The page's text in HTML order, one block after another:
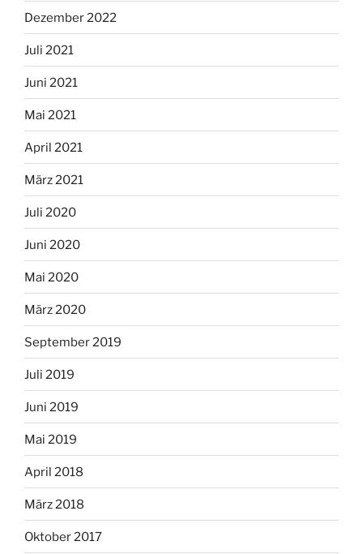
Dezember 2022
Juli 2021
Juni 2021
Mai 2021
April 2021
März 2021
Juli 2020
Juni 2020
Mai 2020
März 2020
September 2019
Juli 2019
Juni 2019
Mai 2019
April 2018
März 2018
Oktober 2017